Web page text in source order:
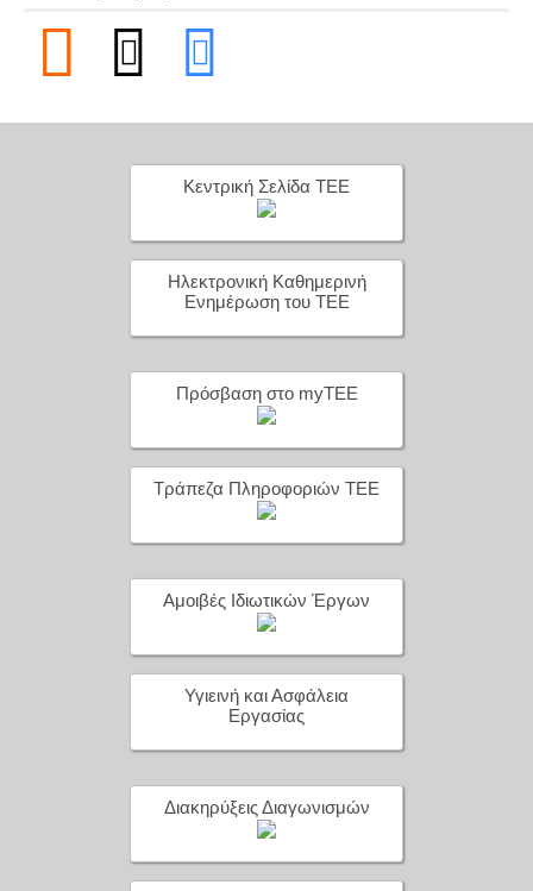
Κεντρική Σελίδα ΤΕΕ
Ηλεκτρονική Καθημερινή
Ενημέρωση του ΤΕΕ
Πρόσβαση στο myTEE
Τράπεζα Πληροφοριών ΤΕΕ
Αμοιβές Ιδιωτικών Έργων
Υγιεινή και Ασφάλεια
Εργασίας
Διακηρύξεις Διαγωνισμών